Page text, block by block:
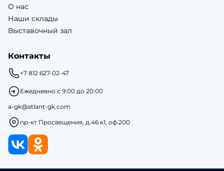
О нас
Наши склады
Выставочный зал
Контакты
+7 812 627-02-47
Ежедневно с 9:00 до 20:00
a-gk@atlant-gk.com
пр-кт Просвещения, д.46 к1, оф.200